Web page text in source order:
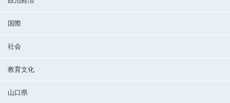
国際
社会
教育文化
山口県